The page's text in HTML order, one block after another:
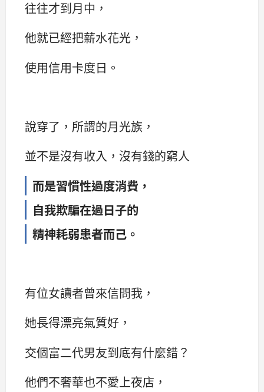
往往才到月中，
他就已經把薪水花光，
使用信用卡度日。
說穿了，所謂的月光族，
並不是沒有收入，沒有錢的窮人
而是習慣性過度消費，
自我欺騙在過日子的
精神耗弱患者而己。
有位女讀者曾來信問我，
她長得漂亮氣質好，
交個富二代男友到底有什麼錯？
他們不奢華也不愛上夜店，